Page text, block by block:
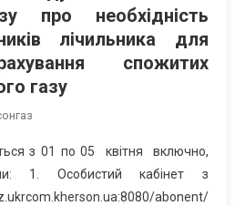
про необхідність
лічильника для
спожитих
газу
з 01 по 05 квітня включно,
1. Особистий кабінет з
abonent/